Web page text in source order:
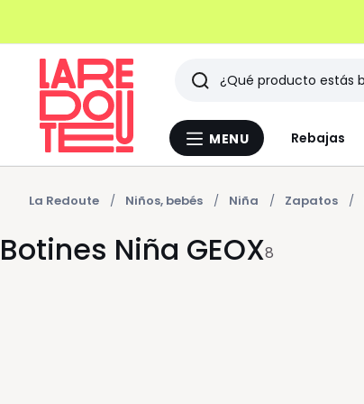
Menu
MENU Rebajas
Buscar
Últimos
artículos
vistos
La Redoute Niños, bebés Niña Zapatos
Botines Niña GEOX8